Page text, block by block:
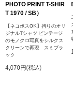
PHOTO PRINT T-SHIR
T 1970 / SB）
【ネコポスOK】拘りのオリ
ジナルTシャツ ビンテージ
のモノクロ写真をシルクス
クリーンで再現 スミブラ
ック
4,070円(税込)